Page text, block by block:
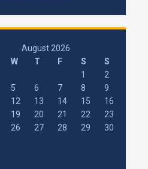
August 2026
W T F S
S
1
2
5 6 7 8
9
12 13 14 15
16
19 20 21 22
23
26 27 28 29
30